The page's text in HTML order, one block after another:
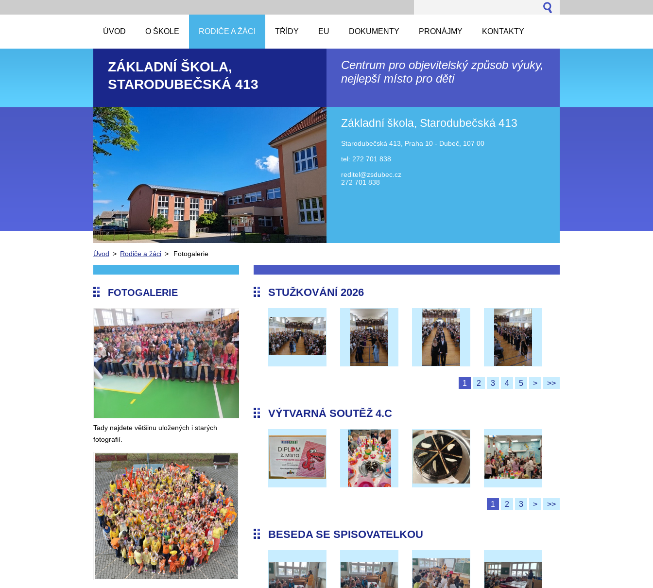
ÚVOD O ŠKOLE RODIČE A ŽÁCI TŘÍDY EU DOKUMENTY PRONÁJMY KONTAKTY
ZÁKLADNÍ ŠKOLA,
STARODUBEČSKÁ 413
Centrum pro objevitelský způsob výuky,
nejlepší místo pro děti
Základní škola, Starodubečská 413
Starodubečská 413, Praha 10 - Dubeč, 107 00
tel: 272 701 838
reditel@zsdubec.cz
272 701 838
Úvod > Rodiče a žáci > Fotogalerie
FOTOGALERIE
Tady najdete většinu uložených i starých
fotografií.
STUŽKOVÁNÍ 2026
1 2 3 4 5 > >>
VÝTVARNÁ SOUTĚŽ 4.C
1 2 3 > >>
BESEDA SE SPISOVATELKOU